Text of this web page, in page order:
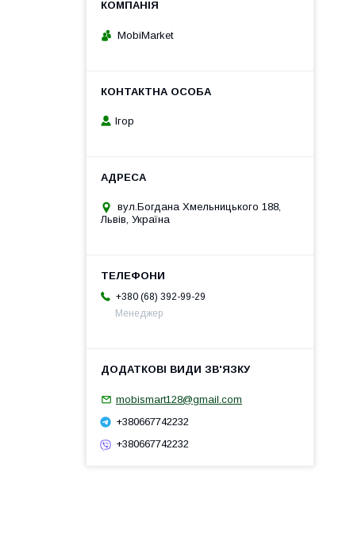
MobiMarket
Ігор
вул.Богдана Хмельницького 188,
Львів, Україна
+380 (68) 392-99-29
Менеджер
mobismart128@gmail.com
+380667742232
+380667742232